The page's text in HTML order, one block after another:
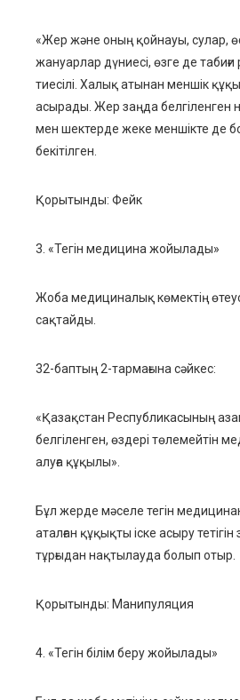
«Жер және оның қойнауы, сулар,
жануарлар дүниесі, өзге де
тиесілі. Халық атынан меншік
асырады. Жер заңда белгіленген
мен шектерде жеке меншікте де
бекітілген.
Қорытынды: Фейк
3. «Тегін медицина жойылады»
Жоба медициналық көмектің
сақтайды.
32-баптың 2-тармағына сәйкес:
«Қазақстан Республикасының
белгіленген, өздері төлемейтін
алуға құқылы».
Бұл жерде мәселе тегін
аталған құқықты іске асыру
тұрғыдан нақтылауда болып отыр.
Қорытынды: Манипуляция
4. «Тегін білім беру жойылады»